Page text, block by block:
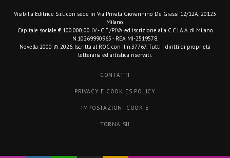
Visibilia Editrice S.r.l. con sede in Via Privata Giovannino De Grassi 12/12A, 20123
Milano.
Capitale sociale € 100.000,00 I.V. - C.F./P.IVA ed iscrizione alla C.C.I.A.A. di Milano
N.10269990965 - REA MI-2519578.
Novella 2000 © 2026. Iscritta al ROC con il n.37767. Tutti i diritti di proprietà
letteraria ed artistica riservati.
CONTATTI
PRIVACY E COOKIES POLICY
IMPOSTAZIONI COOKIE
TORNA SU